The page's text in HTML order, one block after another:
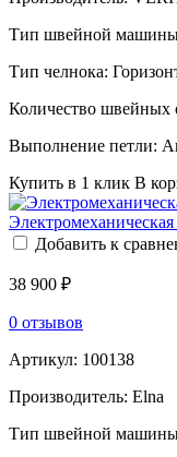
Тип швейной
Тип челнока:
Количество швейных
Выполнение петли:
Купить в 1 клик В
Добавить к
38 900 ₽
0 отзывов
Артикул: 100138
Производитель: Elna
Тип швейной